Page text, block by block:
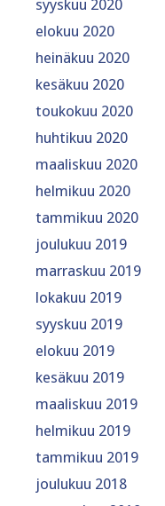
syyskuu 2020
elokuu 2020
heinäkuu 2020
kesäkuu 2020
toukokuu 2020
huhtikuu 2020
maaliskuu 2020
helmikuu 2020
tammikuu 2020
joulukuu 2019
marraskuu 2019
lokakuu 2019
syyskuu 2019
elokuu 2019
kesäkuu 2019
maaliskuu 2019
helmikuu 2019
tammikuu 2019
joulukuu 2018